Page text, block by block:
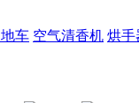
车 空气清香机 烘手